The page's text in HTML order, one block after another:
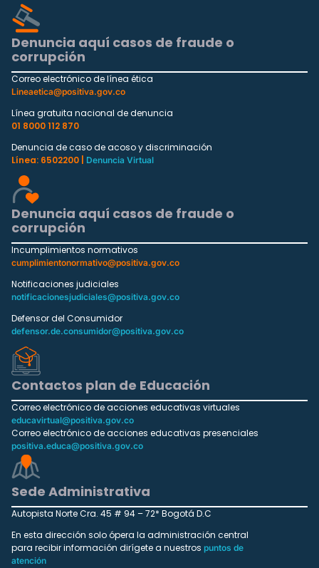
Denuncia aquí casos de fraude o
corrupción
Correo electrónico de línea ética
Lineaetica@positiva.gov.co
Línea gratuita nacional de denuncia
01 8000 112 870
Denuncia de caso de acoso y discriminación
Línea: 6502200 |
Denuncia Virtual
Denuncia aquí casos de fraude o
corrupción
Incumplimientos normativos
cumplimientonormativo@positiva.gov.co
Notificaciones judiciales
notificacionesjudiciales@positiva.gov.co
Defensor del Consumidor
defensor.de.consumidor@positiva.gov.co
Contactos plan de Educación
Correo electrónico de acciones educativas virtuales
educavirtual@positiva.gov.co
Correo electrónico de acciones educativas presenciales
positiva.educa@positiva.gov.co
Sede Administrativa
Autopista Norte Cra. 45 # 94 – 72* Bogotá D.C
En esta dirección solo ópera la administración central
para recibir información dirígete a nuestros puntos de
atención